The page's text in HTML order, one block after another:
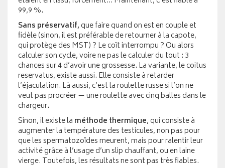
99,9 %.
Sans préservatif, que faire quand on est en couple et
fidèle (sinon, il est préférable de retourner à la capote,
qui protège des MST) ? Le coït interrompu ? Ou alors
calculer son cycle, voire ne pas le calculer du tout : 3
chances sur 4 d’avoir une grossesse. La variante, le coitus
reservatus, existe aussi. Elle consiste à retarder
l’éjaculation. Là aussi, c’est la roulette russe si l’on ne
veut pas procréer — une roulette avec cinq balles dans le
chargeur.
Sinon, il existe la méthode thermique, qui consiste à
augmenter la température des testicules, non pas pour
que les spermatozoïdes meurent, mais pour ralentir leur
activité grâce à l’usage d’un slip chauffant, ou en laine
vierge. Toutefois, les résultats ne sont pas très fiables.